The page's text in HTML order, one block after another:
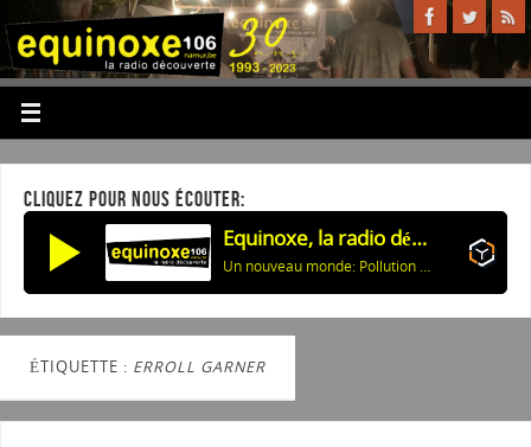
CLIQUEZ POUR NOUS ÉCOUTER:
Equinoxe, la radio découverte
Un nouveau monde: Pollution et énergie des maisons
ÉTIQUETTE : ERROLL GARNER